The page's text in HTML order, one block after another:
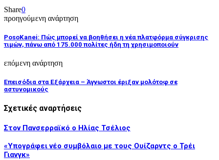
Share0
προηγούμενη ανάρτηση
PosoKanei: Πώς μπορεί να βοηθήσει η νέα πλατφόρμα σύγκρισης
τιμών, πάνω από 175.000 πολίτες ήδη τη χρησιμοποιούν
επόμενη ανάρτηση
Επεισόδια στα Εξάρχεια – Άγνωστοι έριξαν μολότοφ σε
αστυνομικούς
Σχετικές αναρτήσεις
Στον Πανσερραϊκό ο Ηλίας Τσέλιος
«Υπογράφει νέο συμβόλαιο με τους Ουίζαρντς ο Τρέι
Γιανγκ»